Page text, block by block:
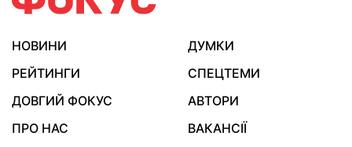
НОВИНИ
ДУМКИ
РЕЙТИНГИ
СПЕЦТЕМИ
ДОВГИЙ ФОКУС
АВТОРИ
ПРО НАС
ВАКАНСІЇ